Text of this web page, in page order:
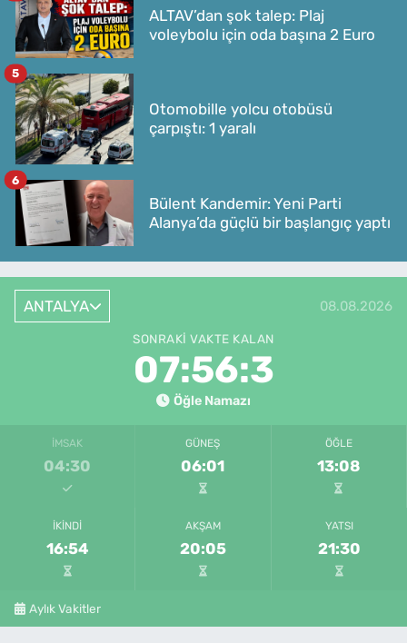
ALTAV’dan şok talep: Plaj
voleybolu için oda başına 2 Euro
Otomobille yolcu otobüsü
çarpıştı: 1 yaralı
5
Bülent Kandemir: Yeni Parti
Alanya’da güçlü bir başlangıç yaptı
6
ANTALYA 08.08.2026
SONRAKI VAKTE KALAN
07:56:3
Öğle Namazı
İMSAK
04:30
GÜNEŞ
06:01
ÖĞLE
13:08
İKINDI
16:54
AKŞAM
20:05
YATSI
21:30
Aylık Vakitler